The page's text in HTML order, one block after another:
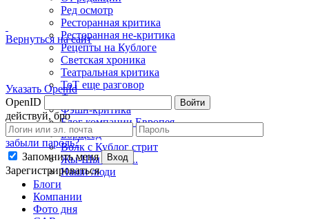
Вернуться на сайт
Указать OpenId
OpenID
Войти
действуй, бро
забыли пароль?
Запомнить меня
Вход
Зарегистрироваться
Ред осмотр
Ресторанная критика
Ресторанная не-критика
Рецепты на Кублоге
Светская хроника
Театральная критика
ТоТ еще разговор
Фото недели
Фэшн-критика
Блог компании Европея
Борщеед
Волк с Кублог стрит
Жы-Шы пиши...
Наши люди
Блоги
Компании
Фото дня